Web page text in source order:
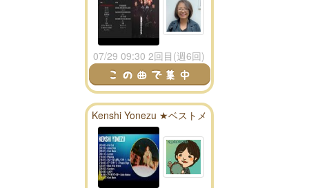
07/29 09:30 2回目(週6回)
Kenshi Yonezu ★ベストメ
ドレー★